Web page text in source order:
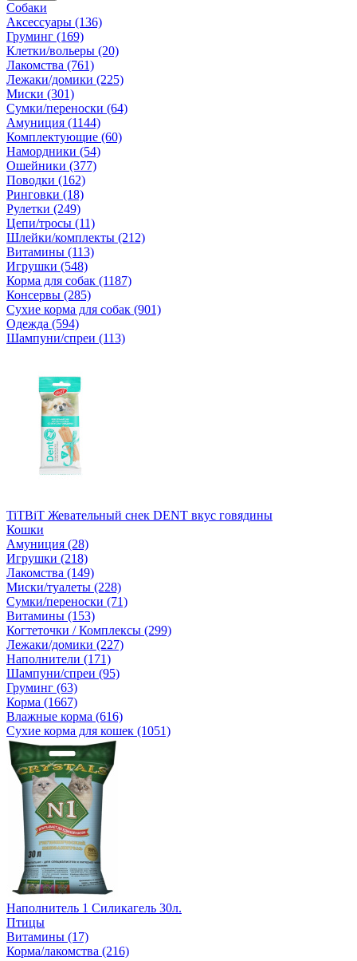
Собаки
Аксессуары (136)
Груминг (169)
Клетки/вольеры (20)
Лакомства (761)
Лежаки/домики (225)
Миски (301)
Сумки/переноски (64)
Амуниция (1144)
Комплектующие (60)
Намордники (54)
Ошейники (377)
Поводки (162)
Ринговки (18)
Рулетки (249)
Цепи/тросы (11)
Шлейки/комплекты (212)
Витамины (113)
Игрушки (548)
Корма для собак (1187)
Консервы (285)
Сухие корма для собак (901)
Одежда (594)
Шампуни/спреи (113)
TiTBiT Жевательный снек DENT вкус говядины
Кошки
Амуниция (28)
Игрушки (218)
Лакомства (149)
Миски/туалеты (228)
Сумки/переноски (71)
Витамины (153)
Когтеточки / Комплексы (299)
Лежаки/домики (227)
Наполнители (171)
Шампуни/спреи (95)
Груминг (63)
Корма (1667)
Влажные корма (616)
Сухие корма для кошек (1051)
Наполнитель 1 Силикагель 30л.
Птицы
Витамины (17)
Корма/лакомства (216)